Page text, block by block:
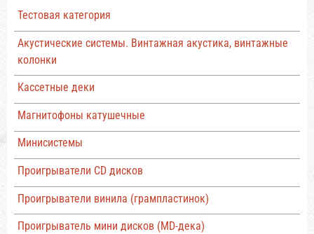
Тестовая категория
Акустические системы. Винтажная акустика, винтажные
колонки
Кассетные деки
Магнитофоны катушечные
Минисистемы
Проигрыватели CD дисков
Проигрыватели винила (грампластинок)
Проигрыватель мини дисков (MD-дека)